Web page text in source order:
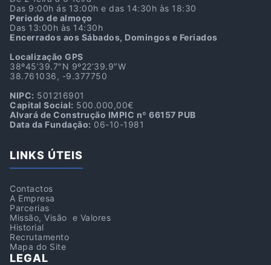
Das 9:00h ás 13:00h e das 14:30h às 18:30
Periodo de almoço
Das 13:00h às 14:30h
Encerrados aos Sábados, Domingos e Feriados
Localização GPS
38º45’39.7″N 9º22’39.9″W
38.761036, -9.377750
NIPC: 501216901
Capital Social: 500.000,00€
Alvará de Construção IMPIC nº 66157 PUB
Data da Fundação: 06-10-1981
LINKS ÚTEIS
Contactos
A Empresa
Parcerias
Missão, Visão e Valores
Historial
Recrutamento
Mapa do Site
LEGAL